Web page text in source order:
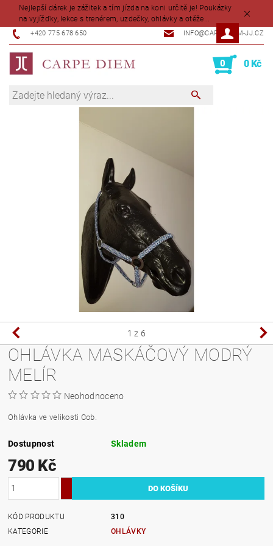
Nejlepší dárek je zážitek a tím jízda na koni určitě je! Poukázky
na vyjížďky, lekce s trenérem, uzdečky, ohlávky a otěže...
+420 775 678 650 INFO@CARPEDIEM-JJ.CZ
0 0 Kč
1 z 6
OHLÁVKA MASKÁČOVÝ MODRÝ
MELÍR
Neohodnoceno
Ohlávka ve velikosti Cob.
Dostupnost Skladem
790 Kč
KÓD PRODUKTU
310
KATEGORIE
OHLÁVKY